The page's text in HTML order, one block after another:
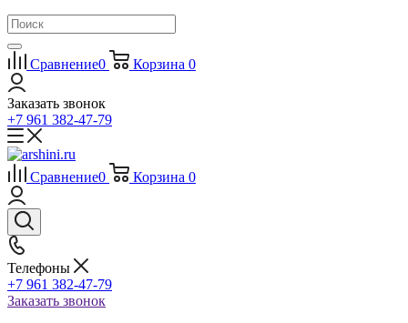
Сравнение0 Корзина 0
Заказать звонок
+7 961 382-47-79
Сравнение0 Корзина 0
Телефоны
+7 961 382-47-79
Заказать звонок